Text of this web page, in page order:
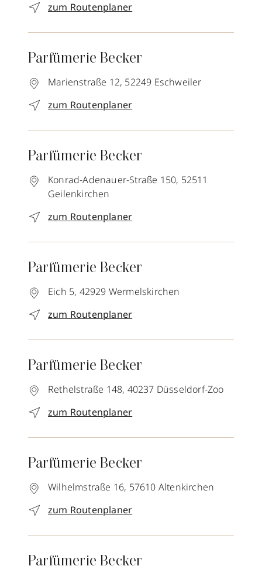
zum Routenplaner
Parfümerie Becker
Marienstraße 12, 52249 Eschweiler
zum Routenplaner
Parfümerie Becker
Konrad-Adenauer-Straße 150, 52511
Geilenkirchen
zum Routenplaner
Parfümerie Becker
Eich 5, 42929 Wermelskirchen
zum Routenplaner
Parfümerie Becker
Rethelstraße 148, 40237 Düsseldorf-Zoo
zum Routenplaner
Parfümerie Becker
Wilhelmstraße 16, 57610 Altenkirchen
zum Routenplaner
Parfümerie Becker